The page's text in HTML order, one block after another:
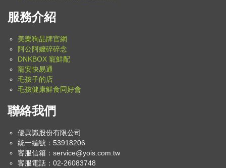
服務介紹
美樂狗品牌官網
阿公阿嬤碎碎念
DNKBOX 寵鮮配
寵安快易通
毛孩子的店
毛孩健康鮮食同好會
聯絡我們
優異識股份有限公司
統一編號：53918206
客服信箱： service@yois.com.tw
客服電話：02-26083748